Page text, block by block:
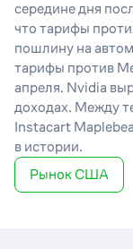
середине дня
что тарифы
пошлину на
тарифы против
апреля. Nvidia
доходах. Между
Instacart
в истории.
Рынок США